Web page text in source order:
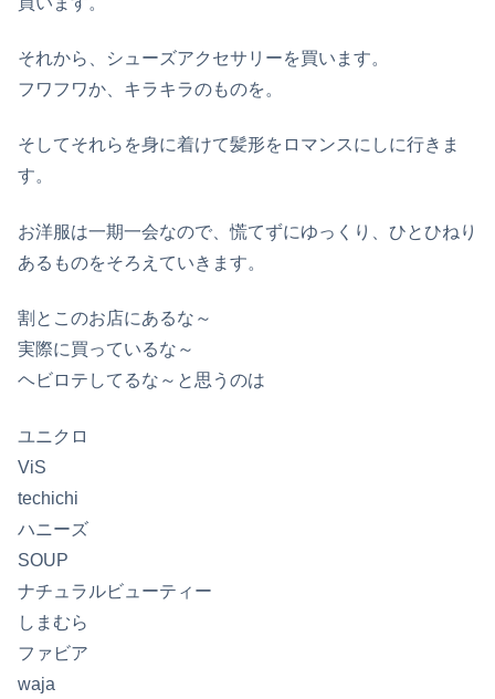
それから、シューズアクセサリーを買います。
フワフワか、キラキラのものを。
そしてそれらを身に着けて髪形をロマンスにしに行きま
す。
お洋服は一期一会なので、慌てずにゆっくり、ひとひねり
あるものをそろえていきます。
割とこのお店にあるな～
実際に買っているな～
ヘビロテしてるな～と思うのは
ユニクロ
ViS
techichi
ハニーズ
SOUP
ナチュラルビューティー
しまむら
ファビア
waja